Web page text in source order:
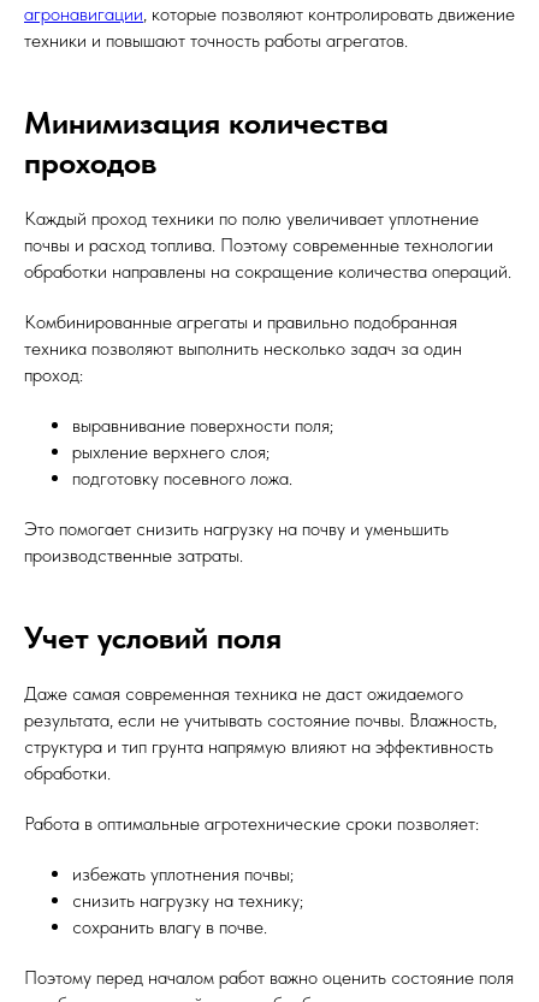
агронавигации, которые позволяют контролировать движение
техники и повышают точность работы агрегатов.
Минимизация количества
проходов
Каждый проход техники по полю увеличивает уплотнение
почвы и расход топлива. Поэтому современные технологии
обработки направлены на сокращение количества операций.
Комбинированные агрегаты и правильно подобранная
техника позволяют выполнить несколько задач за один
проход:
выравнивание поверхности поля;
рыхление верхнего слоя;
подготовку посевного ложа.
Это помогает снизить нагрузку на почву и уменьшить
производственные затраты.
Учет условий поля
Даже самая современная техника не даст ожидаемого
результата, если не учитывать состояние почвы. Влажность,
структура и тип грунта напрямую влияют на эффективность
обработки.
Работа в оптимальные агротехнические сроки позволяет:
избежать уплотнения почвы;
снизить нагрузку на технику;
сохранить влагу в почве.
Поэтому перед началом работ важно оценить состояние поля